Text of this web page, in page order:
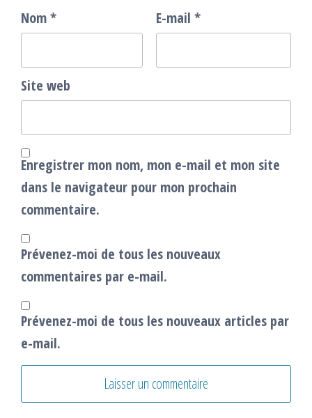
Nom* E-mail *
Site web
Enregistrer mon nom, mon e-mail et mon site
dans le navigateur pour mon prochain
commentaire.
Prévenez-moi de tous les nouveaux
commentaires par e-mail.
Prévenez-moi de tous les nouveaux articles par
e-mail.